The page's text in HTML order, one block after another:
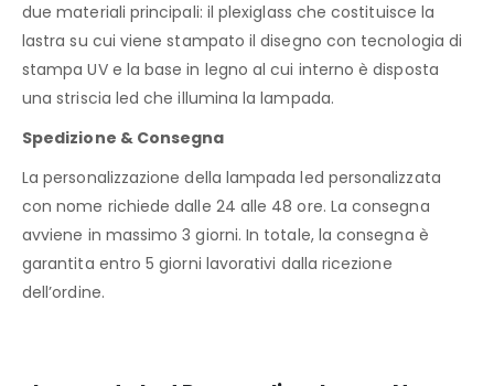
due materiali principali: il plexiglass che costituisce la
lastra su cui viene stampato il disegno con tecnologia di
stampa UV e la base in legno al cui interno è disposta
una striscia led che illumina la lampada.
Spedizione & Consegna
La personalizzazione della lampada led personalizzata
con nome richiede dalle 24 alle 48 ore. La consegna
avviene in massimo 3 giorni. In totale, la consegna è
garantita entro 5 giorni lavorativi dalla ricezione
dell’ordine.